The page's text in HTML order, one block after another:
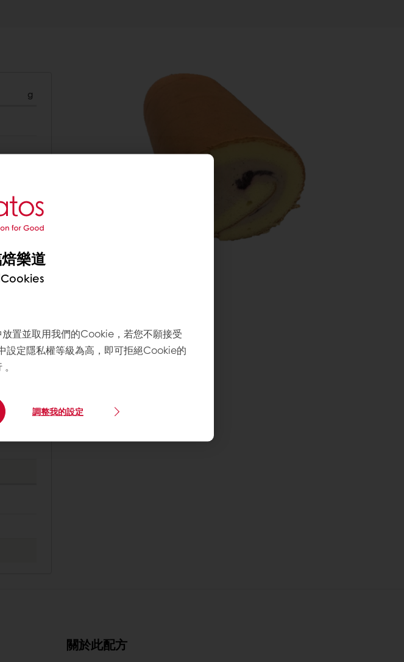
g
關於此配方
樂道
置並取用我們的Cookie，若您不願接受
設定隱私權等級為高，即可拒絕Cookie的
。
調整我的設定